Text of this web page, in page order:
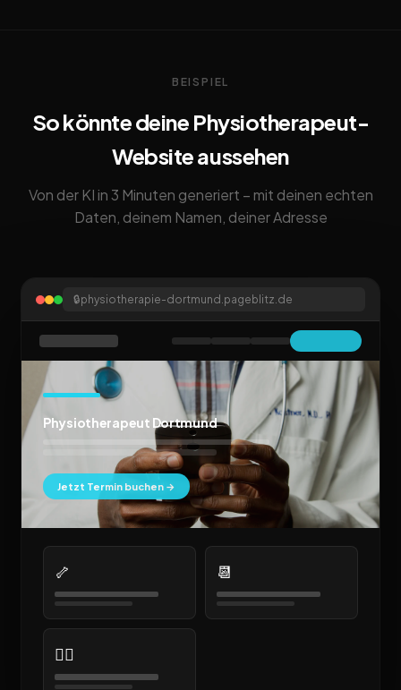
BEISPIEL
So könnte deine Physiotherapeut-
Website aussehen
Von der KI in 3 Minuten generiert – mit deinen echten
Daten, deinem Namen, deiner Adresse
🔒physiotherapie-dortmund.pageblitz.de
Physiotherapeut Dortmund
Jetzt Termin buchen →
🦴 📆
👩‍⚕️